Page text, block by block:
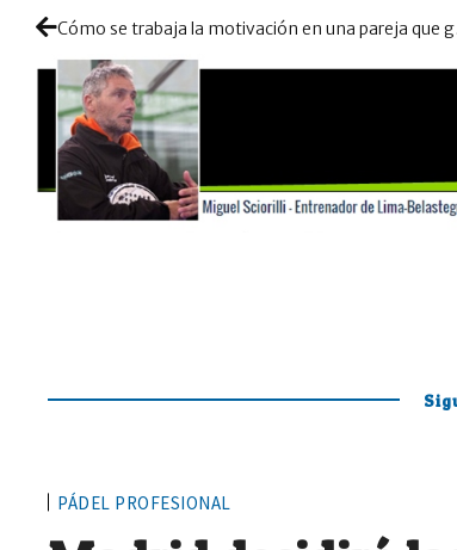
PÁDEL PROFESIONAL